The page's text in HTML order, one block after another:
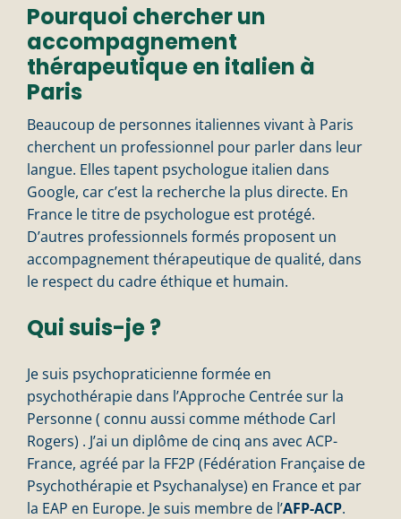
Pourquoi chercher un
accompagnement
thérapeutique en italien à
Paris
Beaucoup de personnes italiennes vivant à Paris
cherchent un professionnel pour parler dans leur
langue. Elles tapent psychologue italien dans
Google, car c’est la recherche la plus directe. En
France le titre de psychologue est protégé.
D’autres professionnels formés proposent un
accompagnement thérapeutique de qualité, dans
le respect du cadre éthique et humain.
Qui suis-je ?
Je suis psychopraticienne formée en
psychothérapie dans l’Approche Centrée sur la
Personne ( connu aussi comme méthode Carl
Rogers) . J’ai un diplôme de cinq ans avec ACP-
France, agréé par la FF2P (Fédération Française de
Psychothérapie et Psychanalyse) en France et par
la EAP en Europe. Je suis membre de l’AFP-ACP.